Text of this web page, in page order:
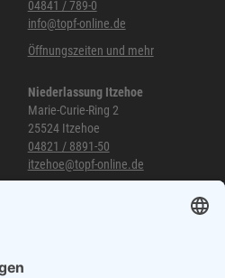
04841 / 789-0
info@topf-online.de
Öffnungszeiten und mehr
Niederlassung Itzehoe
Marie-Curie-Ring 2
25524 Itzehoe
04821 / 8891-50
itzehoe@topf-online.de